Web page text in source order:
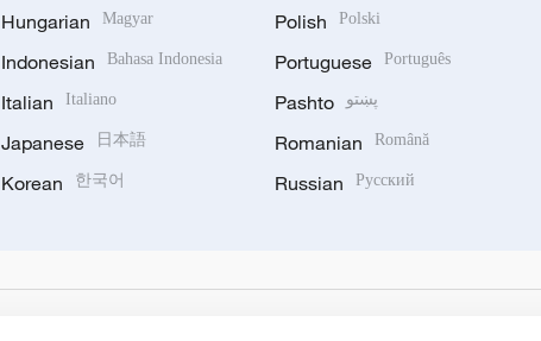
Hungarian Magyar
Indonesian Bahasa Indonesia
Italian Italiano
Japanese 日本語
Korean 한국어
Polish Polski
Portuguese Português
Pashto پښتو
Romanian Română
Russian Русский